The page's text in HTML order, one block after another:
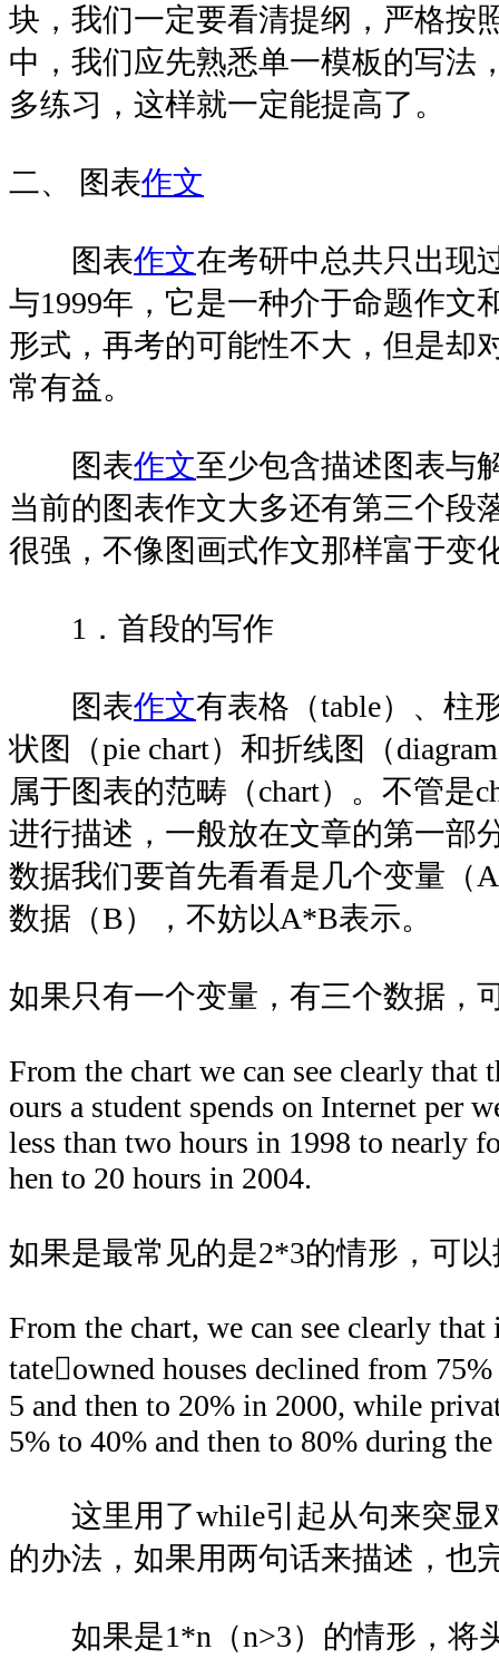
块，我们一定要看清提纲，严格按
中，我们应先熟悉单一模板的写法
多练习，这样就一定能提高了。
二、 图表作文
图表作文在考研中总共只出现
与1999年，它是一种介于命题作文
形式，再考的可能性不大，但是却
常有益。
图表作文至少包含描述图表与
当前的图表作文大多还有第三个段
很强，不像图画式作文那样富于变
1．首段的写作
图表作文有表格（table）、柱
状图（pie chart）和折线图（
属于图表的范畴（chart）。不管是
进行描述，一般放在文章的第一部
数据我们要首先看看是几个变量（
数据（B），不妨以A*B表示。
如果只有一个变量，有三个数据，
From the chart we can see clearly that
ours a student spends on Internet per
less than two hours in 1998 to nearly
hen to 20 hours in 2004.
如果是最常见的是2*3的情形，可
From the chart, we can see clearly
tateowned houses declined from
5 and then to 20% in 2000, while
5% to 40% and then to 80% during the
这里用了while引起从句来突显
的办法，如果用两句话来描述，也
如果是1*n（n>3）的情形，将